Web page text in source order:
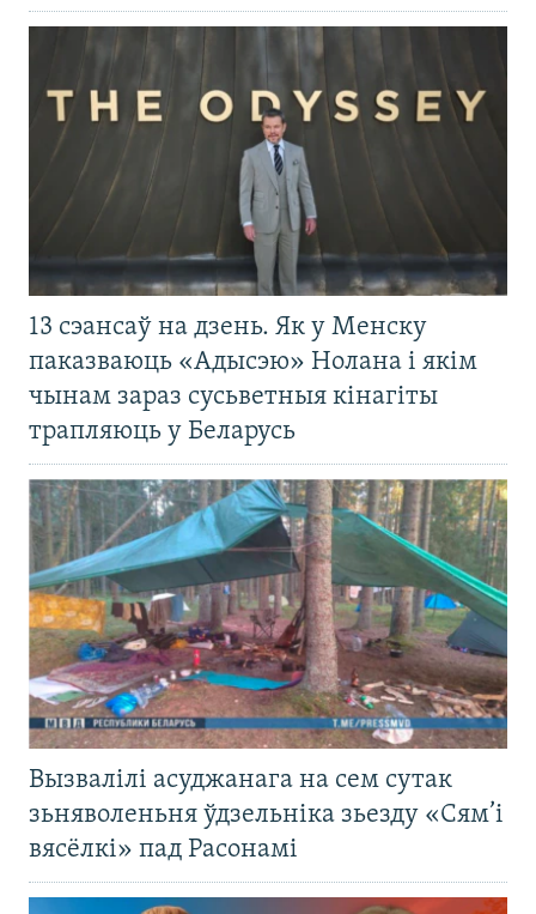
13 сэансаў на дзень. Як у Менску
паказваюць «Адысэю» Нолана і якім
чынам зараз сусьветныя кінагіты
трапляюць у Беларусь
Вызвалілі асуджанага на сем сутак
зьняволеньня ўдзельніка зьезду «Сям’і
вясёлкі» пад Расонамі